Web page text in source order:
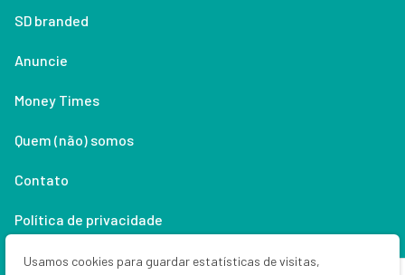
SD branded
Anuncie
Money Times
Quem (não) somos
Contato
Política de privacidade
Lifestyle
Usamos cookies para guardar estatísticas de visitas,